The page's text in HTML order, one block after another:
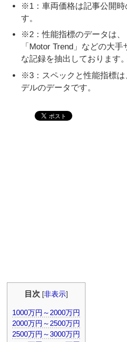
※1：車両価格は記事公開時
す。
※2：性能指標のデータは、
「Motor Trend」などの大
な記録を抽出しております。
※3：スペックと性能指標は
デルのデータです。
目次 [非表示]
1000万円～2000万円
2000万円～2500万円
2500万円～3000万円